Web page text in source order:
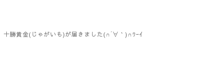
十勝黄金(じゃがいも)が届きました(∩´∀｀)∩ﾜｰｲ